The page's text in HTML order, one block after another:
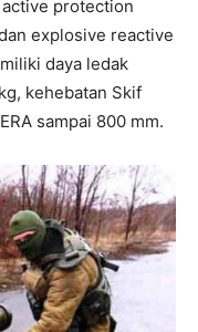
protection
explosive reactive
daya ledak
kehebatan Skif
sampai 800 mm.